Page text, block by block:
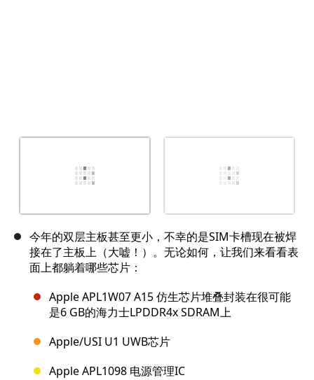
今年的双层主板甚至更小，不幸的是SIM卡槽现在被焊
接在了主板上（大嘘！）。无论如何，让我们来看看表
面上都躺着哪些芯片：
Apple APL1W07 A15 仿生芯片堆叠封装在很可能
是6 GB的海力士LPDDR4x SDRAM上
Apple/USI U1 UWB芯片
Apple APL1098 电源管理IC